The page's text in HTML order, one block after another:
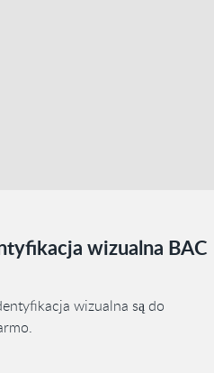
wizualna BAC
wizualna są do